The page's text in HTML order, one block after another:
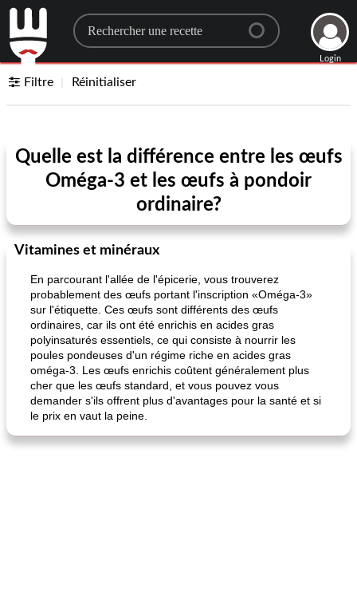
Search for a recipe
Login
Filtre Réinitialiser
Quelle est la différence entre les œufs
Oméga-3 et les œufs à pondoir
ordinaire?
Vitamines et minéraux
En parcourant l'allée de l'épicerie, vous trouverez
probablement des œufs portant l'inscription «Oméga-3»
sur l'étiquette. Ces œufs sont différents des œufs
ordinaires, car ils ont été enrichis en acides gras
polyinsaturés essentiels, ce qui consiste à nourrir les
poules pondeuses d'un régime riche en acides gras
oméga-3. Les œufs enrichis coûtent généralement plus
cher que les œufs standard, et vous pouvez vous
demander s'ils offrent plus d'avantages pour la santé et si
le prix en vaut la peine.